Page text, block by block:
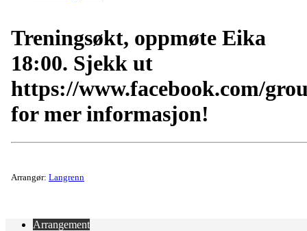
Treningsøkt, oppmøte Eika
18:00. Sjekk ut
https://www.facebook.com/
for mer informasjon!
Arrangør: Langrenn
Arrangement